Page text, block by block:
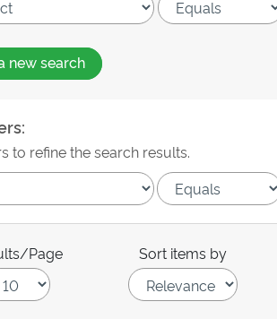
new search
to refine the search results.
Page Sort items by